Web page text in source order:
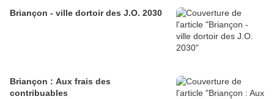
Briançon - ville dortoir des J.O. 2030
Briançon : Aux frais des
contribuables